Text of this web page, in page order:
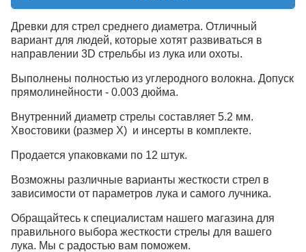
Древки для стрел среднего диаметра. Отличный
вариант для людей, которые хотят развиваться в
направлении 3D стрельбы из лука или охоты.
Выполнены полностью из углеродного волокна. Допуск
прямолинейности - 0.003 дюйма.
Внутренний диаметр стрелы составляет 5.2 мм.
Хвостовики (размер Х) и инсерты в комплекте.
Продается упаковками по 12 штук.
Возможны различные варианты жесткости стрел в
зависимости от параметров лука и самого лучника.
Обращайтесь к специалистам нашего магазина для
правильного выбора жесткости стрелы для вашего
лука. Мы с радостью вам поможем.